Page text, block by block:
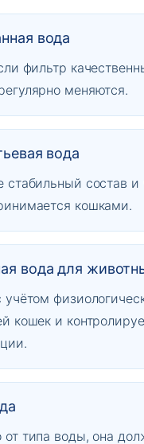
вода
фильтр
меняются.
вода
стабильный состав и
кошками.
вода для
учётом
кошек и
типа воды, она